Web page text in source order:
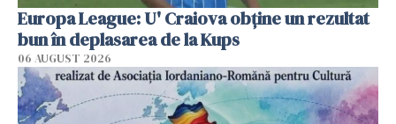
Europa League: U' Craiova obține un rezultat
bun în deplasarea de la Kups
06 AUGUST 2026